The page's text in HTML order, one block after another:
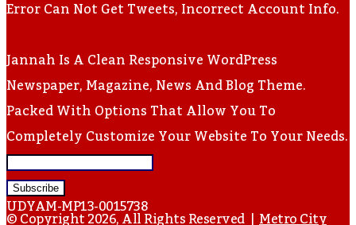
Error Can Not Get Tweets, Incorrect Account Info.
Jannah Is A Clean Responsive WordPress
Newspaper, Magazine, News And Blog Theme.
Packed With Options That Allow You To
Completely Customize Your Website To Your Needs.
Enter
Your
Email
UDYAM-MP13-0015738
© Copyright 2026, All Rights Reserved |Metro City